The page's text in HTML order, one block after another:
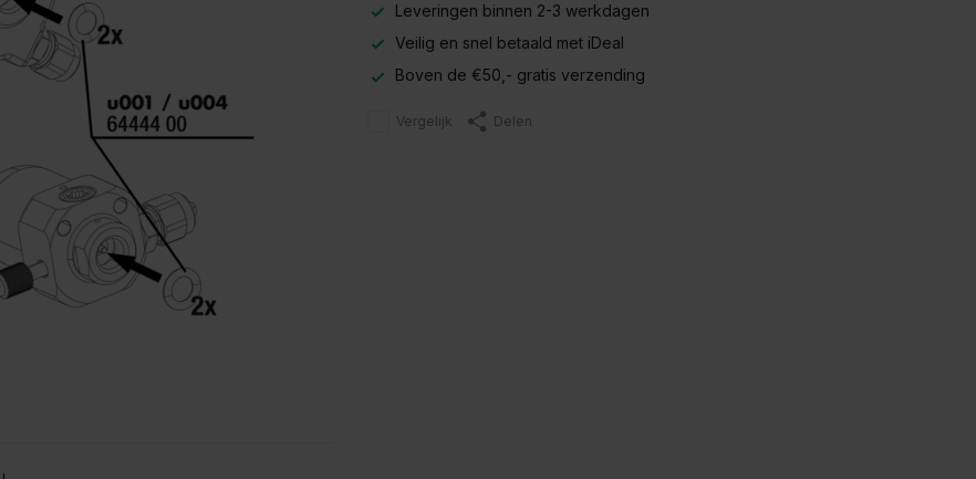
Leveringen binnen 2-3 werkdagen
Veilig en snel betaald met iDeal
Boven de €50,- gratis verzending
Vergelijk Delen